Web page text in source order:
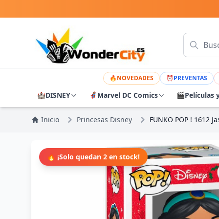
🔥NOVEDADES ⏰PREVENTAS
🏰DISNEY 🦸 Marvel DC Comics 🎬Películas
Inicio Princesas Disney FUNKO POP ! 1612
🔥 ¡Solo quedan 2 en stock!